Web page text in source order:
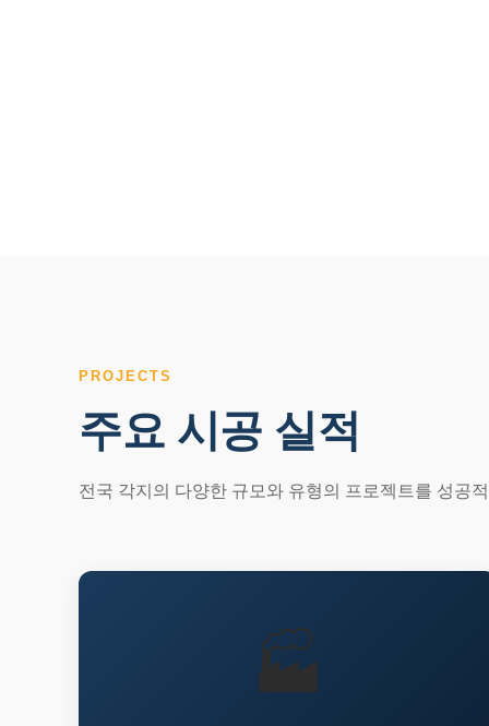
PROJECTS
주요 시공 실적
전국 각지의 다양한 규모와 유형의 프로젝트를 성공
🏭